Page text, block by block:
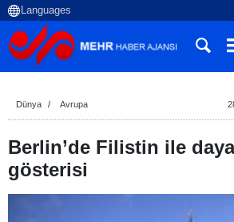
Dünya Avrupa
Berlin’de Filistin ile
gösterisi